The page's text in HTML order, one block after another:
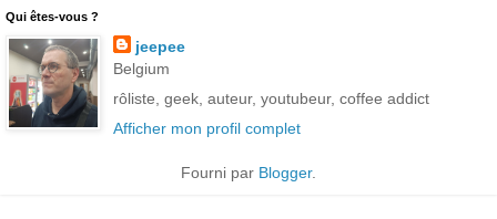
Qui êtes-vous ?
jeepee
Belgium
rôliste, geek, auteur, youtubeur, coffee addict
Afficher mon profil complet
Fourni par Blogger.